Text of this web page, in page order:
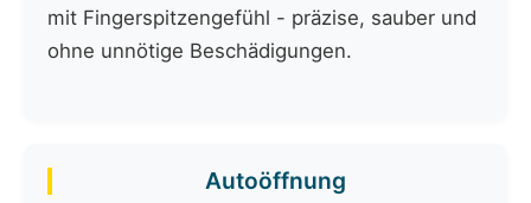
mit Fingerspitzengefühl - präzise, sauber und
ohne unnötige Beschädigungen.
Autoöffnung